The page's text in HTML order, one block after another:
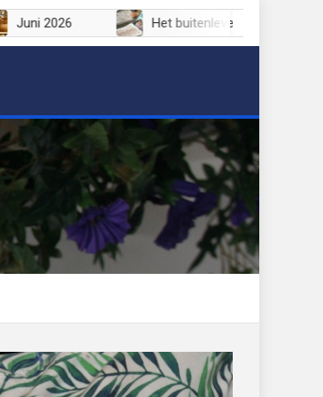
Juni 2026 Het buitenleven